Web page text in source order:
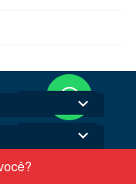
nos
pelo
expand_more
expand_more